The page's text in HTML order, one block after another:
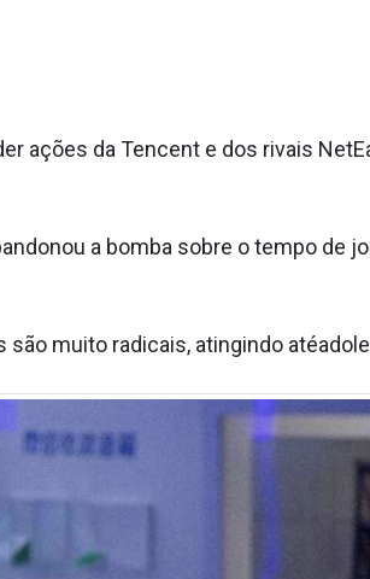
ações da Tencent e dos rivais
a bomba sobre o tempo de
muito radicais, atingindo